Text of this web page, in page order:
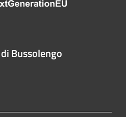
Bussolengo